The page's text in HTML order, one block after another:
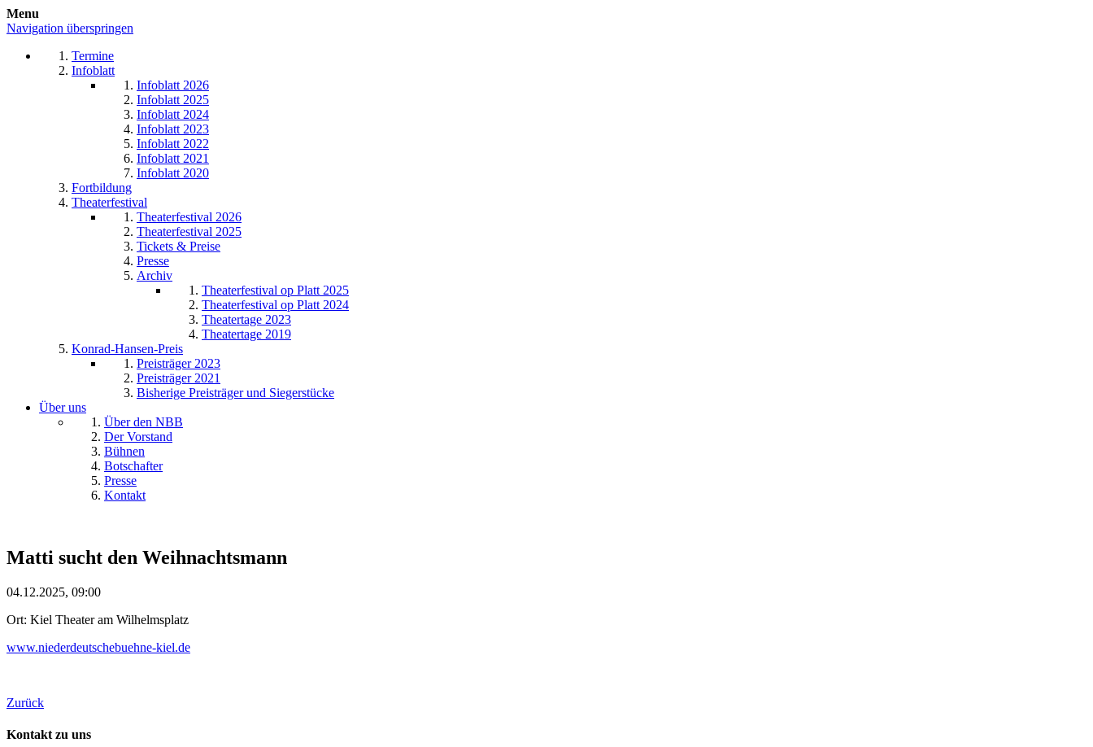
Menu
Navigation überspringen
Termine
Infoblatt
Infoblatt 2026
Infoblatt 2025
Infoblatt 2024
Infoblatt 2023
Infoblatt 2022
Infoblatt 2021
Infoblatt 2020
Fortbildung
Theaterfestival
Theaterfestival 2026
Theaterfestival 2025
Tickets & Preise
Presse
Archiv
Theaterfestival op Platt 2025
Theaterfestival op Platt 2024
Theatertage 2023
Theatertage 2019
Konrad-Hansen-Preis
Preisträger 2023
Preisträger 2021
Bisherige Preisträger und Siegerstücke
Über uns
Über den NBB
Der Vorstand
Bühnen
Botschafter
Presse
Kontakt
Matti sucht den Weihnachtsmann
04.12.2025, 09:00
Ort: Kiel Theater am Wilhelmsplatz
www.niederdeutschebuehne-kiel.de
Zurück
Kontakt zu uns